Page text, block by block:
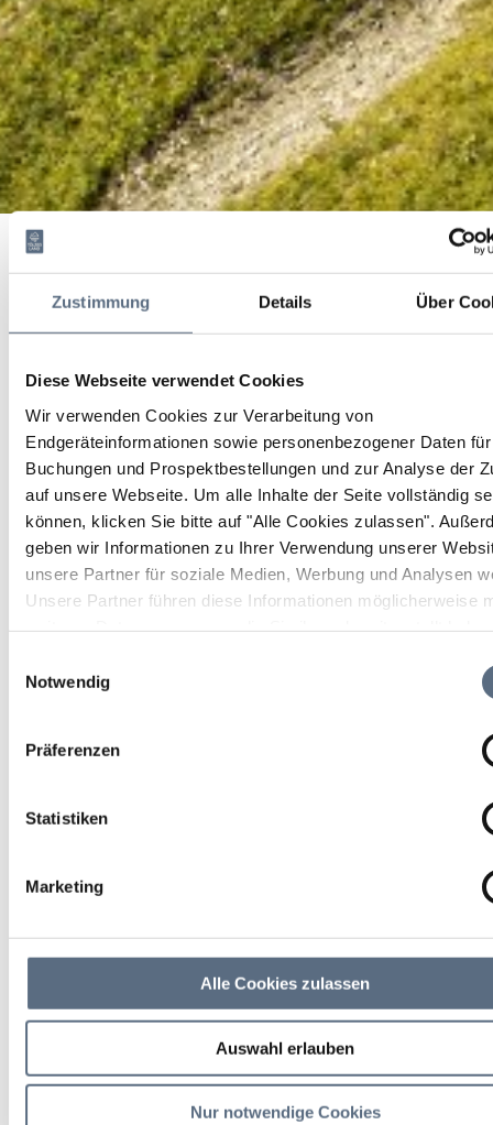
Zustimmung Details Über
Diese Webseite verwendet Cookies
Wir verwenden Cookies zur Verarbeitung von
Endgeräteinformationen sowie personenbezogener Daten
Buchungen und Prospektbestellungen und zur Analyse der
auf unsere Webseite. Um alle Inhalte der Seite vollständig
können, klicken Sie bitte auf "Alle Cookies zulassen".
geben wir Informationen zu Ihrer Verwendung unserer
unsere Partner für soziale Medien, Werbung und Analysen
Unsere Partner führen diese Informationen möglicherweise
Notwendig
Präferenzen
Statistiken
Marketing
Alle Cookies zulassen
Auswahl erlauben
Nur notwendige Cookies
AOK-Nordic Walking Parcours Lenggries "Fitness Route
Startseite
AOK-Nordic Walking Parcours Lenggries "Fitness Route 5"
AOK-Nordic Walking
"Fitness Route 5"
Laufen, Nordic Walking
Dauer
2:17 h
Strecke
8 km
Aufstieg
Abstieg
166 hm